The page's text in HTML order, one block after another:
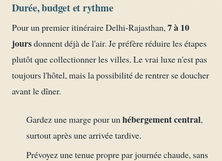
Durée, budget et rythme
Pour un premier itinéraire Delhi-Rajasthan,7 à 10
joursdonnent déjà de l'air. Je préfère réduire les étapes
plutôt que collectionner les villes. Le vrai luxe n'est pas
toujours l'hôtel, mais la possibilité de rentrer se doucher
avant le dîner.
Gardez une marge pour un hébergement central,
surtout après une arrivée tardive.
Prévoyez une tenue propre par journée chaude, sans